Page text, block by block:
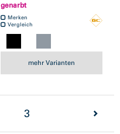
genarbt
Merken
Vergleich
mehr Varianten
3